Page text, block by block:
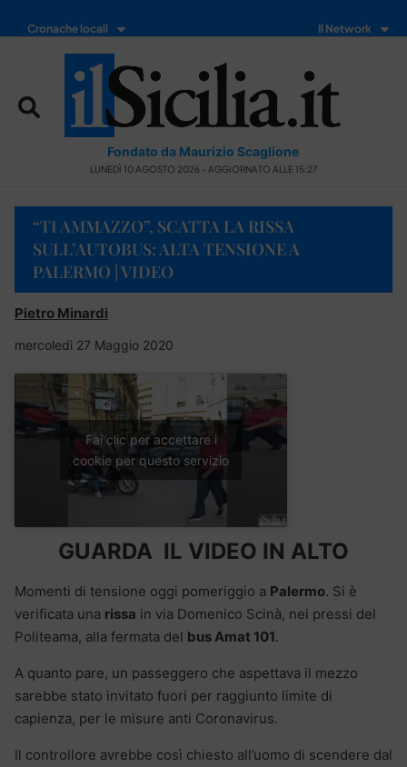
Cronache locali Il Network
Fondato da Maurizio Scaglione
LUNEDÌ 10 AGOSTO 2026 - AGGIORNATO ALLE 15:27
“TI AMMAZZO”, SCATTA LA RISSA
SULL’AUTOBUS: ALTA TENSIONE A
PALERMO | VIDEO
Pietro Minardi
mercoledì 27 Maggio 2020
Fai clic per accettare i
cookie per questo servizio
GUARDA IL VIDEO IN ALTO
Momenti di tensione oggi pomeriggio a Palermo. Si è
verificata una rissa in via Domenico Scinà, nei pressi del
Politeama, alla fermata del bus Amat 101.
A quanto pare, un passeggero che aspettava il mezzo
sarebbe stato invitato fuori per raggiunto limite di
capienza, per le misure anti Coronavirus.
Il controllore avrebbe così chiesto all’uomo di scendere dal